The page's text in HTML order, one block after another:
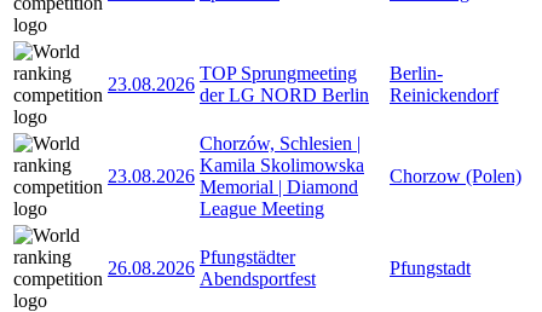
23.08.2026
TOP Sprungmeeting
der LG NORD Berlin
Berlin-
Reinickendorf
23.08.2026
Chorzów, Schlesien |
Kamila Skolimowska
Memorial | Diamond
League Meeting
Chorzow (Polen)
26.08.2026
Pfungstädter
Abendsportfest
Pfungstadt